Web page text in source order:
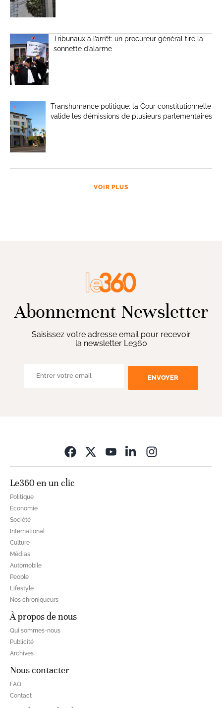
Tribunaux à l’arrêt: un procureur général tire la
sonnette d’alarme
Transhumance politique: la Cour constitutionnelle
valide les démissions de plusieurs parlementaires
VOIR PLUS
Abonnement Newsletter
Saisissez votre adresse email pour recevoir
la newsletter Le360
ENVOYER
Le360 en un clic
Politique
Economie
Société
International
Culture
Médias
Automobile
People
Lifestyle
Nos chroniqueurs
À propos de nous
Qui sommes-nous
Publicité
Archives
Nous contacter
FAQ
Contact